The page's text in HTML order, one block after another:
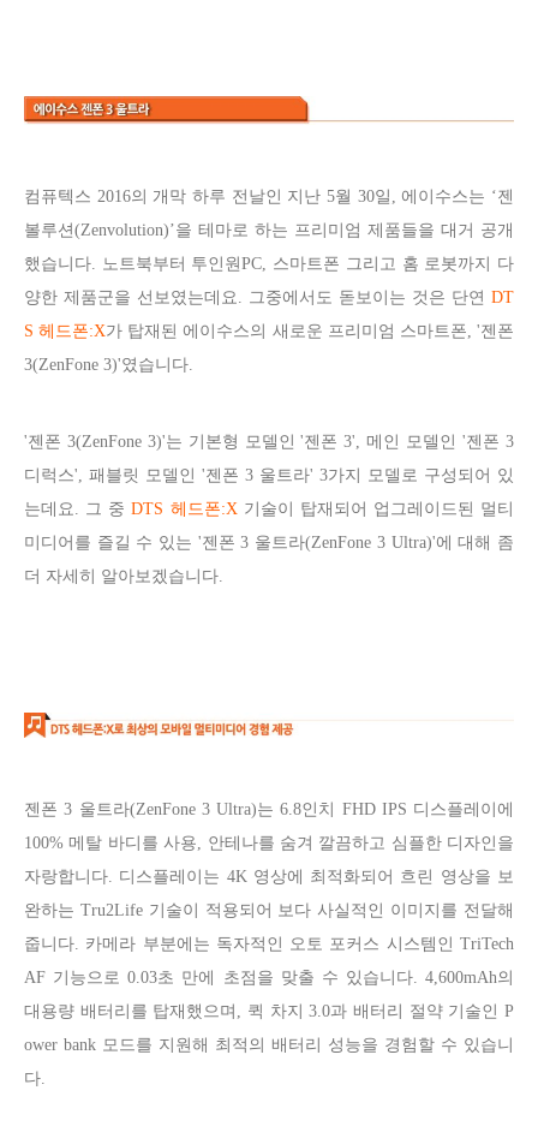
컴퓨텍스 2016의 개막 하루 전날인 지난 5월 30일, 에이수스는 ‘젠
볼루션(Zenvolution)’을 테마로 하는 프리미엄 제품들을 대거 공개
했습니다. 노트북부터 투인원PC, 스마트폰 그리고 홈 로봇까지 다
양한 제품군을 선보였는데요. 그중에서도 돋보이는 것은 단연 DT
S 헤드폰:X가 탑재된 에이수스의 새로운 프리미엄 스마트폰, '젠폰
3(ZenFone 3)'였습니다.
'젠폰 3(ZenFone 3)'는 기본형 모델인 '젠폰 3', 메인 모델인 '젠폰 3
디럭스', 패블릿 모델인 '젠폰 3 울트라' 3가지 모델로 구성되어 있
는데요. 그 중DTS 헤드폰:X 기술이
탑재되어 업그레이드된 멀티
미디어를 즐길 수 있는 '젠폰 3 울트라(ZenFone 3 Ultra)'에 대해 좀
더 자세히 알아보겠습니다.
젠폰 3 울트라(ZenFone 3 Ultra)는 6.8인치 FHD IPS 디스플레이에
100% 메탈 바디를 사용, 안테나를 숨겨 깔끔하고 심플한 디자인을
자랑합니다. 디스플레이는 4K 영상에 최적화되어 흐린 영상을 보
완하는 Tru2Life 기술이 적용되어 보다 사실적인 이미지를 전달해
줍니다. 카메라 부분에는 독자적인 오토 포커스 시스템인 TriTech
AF 기능으로 0.03초 만에 초점을 맞출 수 있습니다. 4,600mAh의
대용량 배터리를 탑재했으며, 퀵 차지 3.0과 배터리 절약 기술인 P
ower bank 모드를 지원해 최적의 배터리 성능을 경험할 수 있습니
다.